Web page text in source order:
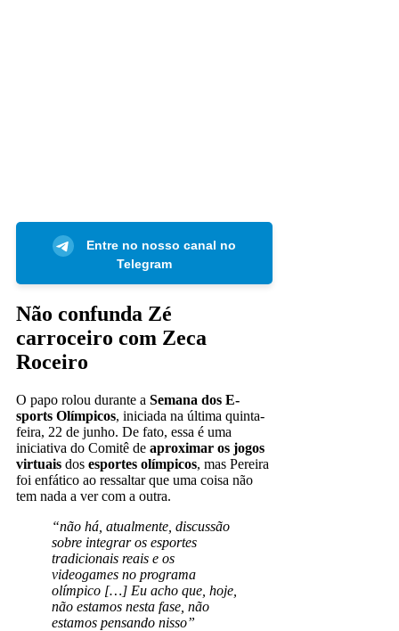
Entre no nosso canal no
Telegram
Não confunda Zé
carroceiro com Zeca
Roceiro
O papo rolou durante a Semana dos E-
sports Olímpicos, iniciada na última quinta-
feira, 22 de junho. De fato, essa é uma
iniciativa do Comitê de aproximar os jogos
virtuais dos esportes olímpicos, mas Pereira
foi enfático ao ressaltar que uma coisa não
tem nada a ver com a outra.
“não há, atualmente, discussão
sobre integrar os esportes
tradicionais reais e os
videogames no programa
olímpico […] Eu acho que, hoje,
não estamos nesta fase, não
estamos pensando nisso”